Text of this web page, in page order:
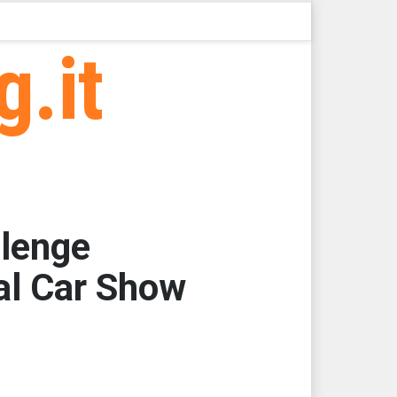
Car Show